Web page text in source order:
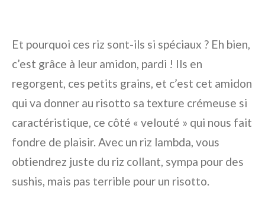
Et pourquoi ces riz sont-ils si spéciaux ? Eh bien,
c’est grâce à leur amidon, pardi ! Ils en
regorgent, ces petits grains, et c’est cet amidon
qui va donner au risotto sa texture crémeuse si
caractéristique, ce côté « velouté » qui nous fait
fondre de plaisir. Avec un riz lambda, vous
obtiendrez juste du riz collant, sympa pour des
sushis, mais pas terrible pour un risotto.